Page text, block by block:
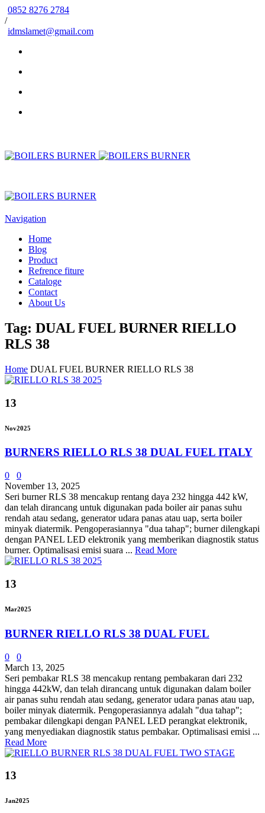
0852 8276 2784
/
idmslamet@gmail.com
Navigation
Home
Blog
Product
Refrence fiture
Cataloge
Contact
About Us
Tag: DUAL FUEL BURNER RIELLO
RLS 38
Home DUAL FUEL BURNER RIELLO RLS 38
13
Nov2025
BURNERS RIELLO RLS 38 DUAL FUEL ITALY
0
0
November 13, 2025
Seri burner RLS 38 mencakup rentang daya 232 hingga 442 kW,
dan telah dirancang untuk digunakan pada boiler air panas suhu
rendah atau sedang, generator udara panas atau uap, serta boiler
minyak diatermik. Pengoperasiannya "dua tahap"; burner dilengkapi
dengan PANEL LED elektronik yang memberikan diagnostik status
burner. Optimalisasi emisi suara ... Read More
13
Mar2025
BURNER RIELLO RLS 38 DUAL FUEL
0
0
March 13, 2025
Seri pembakar RLS 38 mencakup rentang pembakaran dari 232
hingga 442kW, dan telah dirancang untuk digunakan dalam boiler
air panas suhu rendah atau sedang, generator udara panas atau uap,
boiler minyak diatermik. Pengoperasiannya adalah "dua tahap";
pembakar dilengkapi dengan PANEL LED perangkat elektronik,
yang menyediakan diagnostik status pembakar. Optimalisasi emisi ...
Read More
13
Jan2025